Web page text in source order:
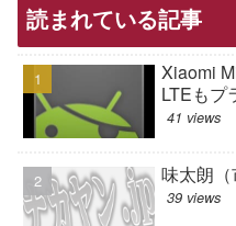
読まれている記事
Xiaomi
LTEもプ
41 views
味太朗（
39 views